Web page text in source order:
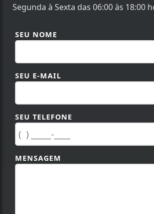
Segunda à Sexta das 06:00 às 18:00
SEU NOME
SEU E-MAIL
SEU TELEFONE
MENSAGEM